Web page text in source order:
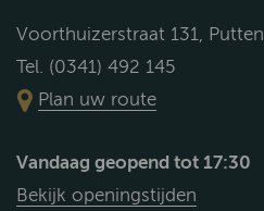
Voorthuizerstraat 131, Putten
Tel. (0341) 492 145
Plan uw route
Vandaag geopend tot 17:30
Bekijk openingstijden